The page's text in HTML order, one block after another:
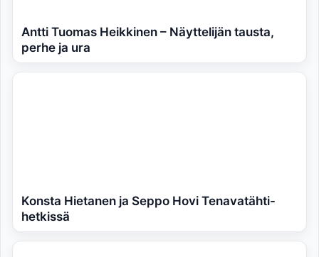
Antti Tuomas Heikkinen – Näyttelijän tausta,
perhe ja ura
Konsta Hietanen ja Seppo Hovi Tenavatähti-
hetkissä